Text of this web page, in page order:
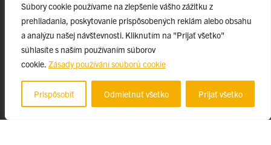
Súbory cookie používame na zlepšenie vášho zážitku z
prehliadania, poskytovanie prispôsobených reklám alebo obsahu
a analýzu našej návštevnosti. Kliknutím na "Prijať všetko"
súhlasíte s naším používaním súborov
cookie. Zásady používání souborů cookie
Prispôsobiť Odmietnuť všetko Prijať všetko
Projekty
Špičkové tímy
TIP-UPJŠ
Vedecké parky
Evidencia publikačnej činnosti
Habilitačné a vymenúvacie konania